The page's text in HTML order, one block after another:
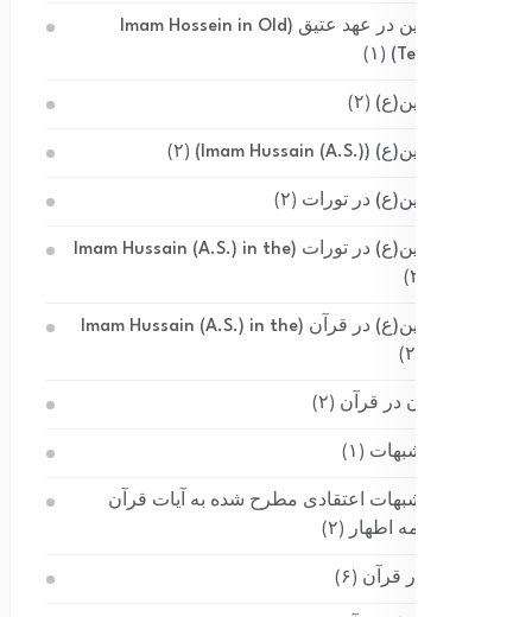
امام حسین در عهد عتیق (Imam Hossein in Old
Testament)
(۱)
امام حسین(ع) (۲)
امام حسین(ع) (Imam Hussain (A.S.)) (۲)
امام حسین(ع) در تورات (۲)
امام حسین(ع) در تورات (Imam Hussain (A.S.) in the
امام حسین(ع) در قرآن (Imam Hussain (A.S.) in the
بدن انسان در قرآن (۲)
پاسخ به شبهات (۱)
پاسخ به شبهات اعتقادی مطرح شده به آیات قرآن
کریم و ائمه اطهار (۲)
پزشکی در قرآن (۶)